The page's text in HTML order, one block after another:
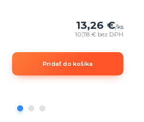
13,26 €/ks
10,78 € bez DPH
Pridať do košíka